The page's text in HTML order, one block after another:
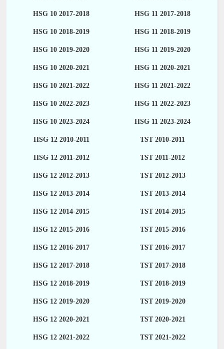
HSG 10 2017-2018 HSG 11 2017-2018
HSG 10 2018-2019 HSG 11 2018-2019
HSG 10 2019-2020 HSG 11 2019-2020
HSG 10 2020-2021 HSG 11 2020-2021
HSG 10 2021-2022 HSG 11 2021-2022
HSG 10 2022-2023 HSG 11 2022-2023
HSG 10 2023-2024 HSG 11 2023-2024
HSG 12 2010-2011 TST 2010-2011
HSG 12 2011-2012 TST 2011-2012
HSG 12 2012-2013 TST 2012-2013
HSG 12 2013-2014 TST 2013-2014
HSG 12 2014-2015 TST 2014-2015
HSG 12 2015-2016 TST 2015-2016
HSG 12 2016-2017 TST 2016-2017
HSG 12 2017-2018 TST 2017-2018
HSG 12 2018-2019 TST 2018-2019
HSG 12 2019-2020 TST 2019-2020
HSG 12 2020-2021 TST 2020-2021
HSG 12 2021-2022 TST 2021-2022